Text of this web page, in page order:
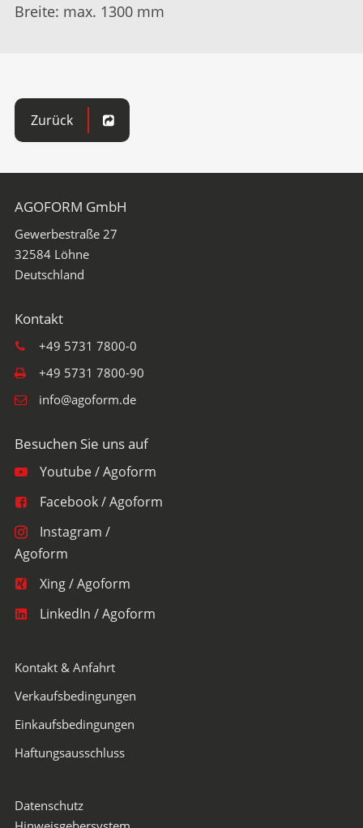
Breite: max. 1300 mm
Zurück
AGOFORM GmbH
Gewerbestraße 27
32584 Löhne
+49 5731 7800-0
+49 5731 7800-90
info@agoform.de
Youtube / Agoform
Facebook / Agoform
Instagram /
Agoform
Xing / Agoform
LinkedIn / Agoform
Kontakt & Anfahrt
Verkaufsbedingungen
Einkaufsbedingungen
Haftungsausschluss
Datenschutz